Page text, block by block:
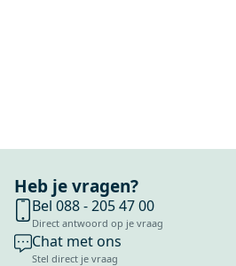
Heb je vragen?
Bel 088 - 205 47 00
Direct antwoord op je vraag
Chat met ons
Stel direct je vraag